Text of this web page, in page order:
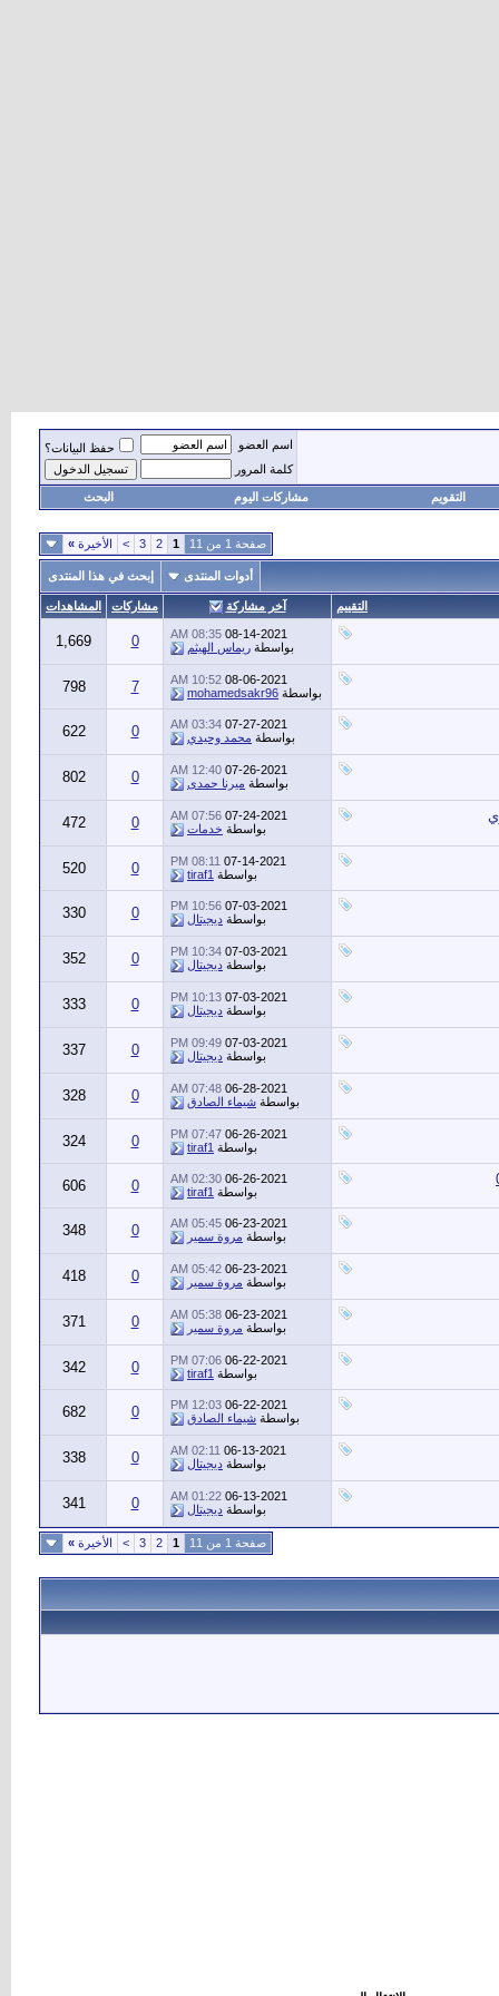
اسم العضو
حفظ البيانات؟
كلمة المرور
التقويم مشاركات اليوم البحث
صفحة 1 من 11 1
2
3
> الأخيرة »
أدوات المنتدى إبحث في هذا المنتدى
التقييم آخر مشاركة مشاركات المشاهدات
08-14-2021
08:35 AM
بواسطة ريماس الهيثم 0
1,669
08-06-2021
10:52 AM
بواسطة mohamedsakr96
7
798
07-27-2021
03:34 AM
بواسطة محمد وحيدي 0
622
07-26-2021
12:40 AM
بواسطة ميرنا حمدى 0
802
07-24-2021
07:56 AM
بواسطة خدمات 0
472
07-14-2021
08:11 PM
بواسطة tiraf1
0
520
07-03-2021
10:56 PM
بواسطة ديجيتال 0
330
07-03-2021
10:34 PM
بواسطة ديجيتال 0
352
07-03-2021
10:13 PM
بواسطة ديجيتال 0
333
07-03-2021
09:49 PM
بواسطة ديجيتال 0
337
06-28-2021
07:48 AM
بواسطة شيماء الصادق 0
328
06-26-2021
07:47 PM
بواسطة tiraf1
0
324
06-26-2021
02:30 AM
بواسطة tiraf1
0
606
06-23-2021
05:45 AM
بواسطة مروة سمير 0
348
06-23-2021
05:42 AM
بواسطة مروة سمير 0
418
06-23-2021
05:38 AM
بواسطة مروة سمير 0
371
06-22-2021
07:06 PM
بواسطة tiraf1
0
342
06-22-2021
12:03 PM
بواسطة شيماء الصادق 0
682
06-13-2021
02:11 AM
بواسطة ديجيتال 0
338
06-13-2021
01:22 AM
بواسطة ديجيتال 0
341
صفحة 1 من 11 1
2
3
> الأخيرة »